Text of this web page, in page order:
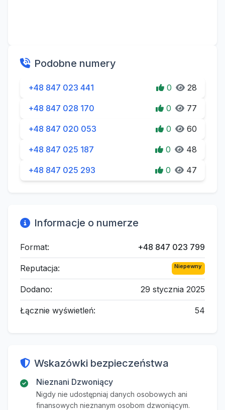
Podobne numery
+48 847 023 441 0 28
+48 847 028 170 0 77
+48 847 020 053 0 60
+48 847 025 187 0 48
+48 847 025 293 0 47
Informacje o numerze
Format: +48 847 023 799
Reputacja: Niepewny
Dodano: 29 stycznia 2025
Łącznie wyświetleń: 54
Wskazówki bezpieczeństwa
Nieznani Dzwoniący
Nigdy nie udostępniaj danych osobowych ani
finansowych nieznanym osobom dzwoniącym.